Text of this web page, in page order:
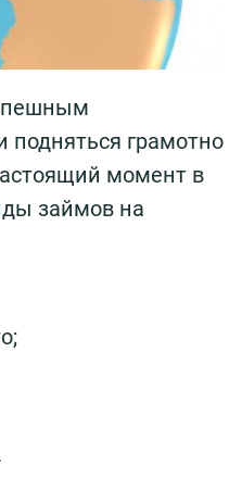
грамотно
момент в
займов на